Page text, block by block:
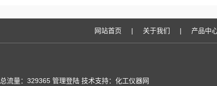
网站首页 | 关于我们 | 产品中
总流量：329365 管理登陆 技术支持：化工仪器网